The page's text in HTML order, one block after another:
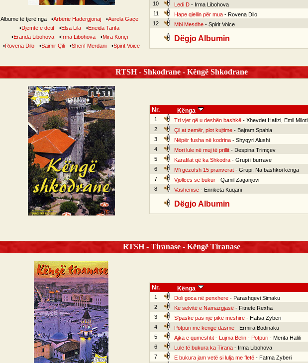
Albume të tjerë nga •Arbërie Hadergjonaj •Aurela Gaçe
•Djemtë e detit •Elsa Lila •Eneida Tarifa
•Eranda Libohova •Irma Libohova •Mira Konçi
•Rovena Dilo •Saimir Çili •Sherif Merdani •Spirit Voice
10
Ledi D- Irma Libohova
11
Hape qiellin për mua- Rovena Dilo
12
Mbi Mesdhe- Spirit Voice
Dëgjo Albumin
RTSH - Shkodrane - Këngë Shkodrane
Nr. Kënga
1 Tri vjet që u deshën bashkë- Xhevdet Hafizi, Emil Miloti
2
Çil at zemër, plot kujtime- Bajram Spahia
3
Nëpër fusha në kodrina- Shyqyri Alushi
4
Mori lule në muj të prillit- Despina Trimçev
5
Karafilat që ka Shkodra- Grupi i burrave
6
M'i gëzofsh 15 pranverat- Grupi: Na bashkoi kënga
7
Vjollcës së bukur- Qamil Zaganjovi
8
Vashënisë- Enriketa Kuqani
Dëgjo Albumin
RTSH - Tiranase - Këngë Tiranase
Nr. Kënga
1 Doli goca në penxhere- Parashqevi Simaku
2
Ke selvitë e Namazgjasë- Fitnete Rexha
3
S'paske pas një pikë mëshirë- Hafsa Zyberi
4
Potpuri me këngë dasme- Ermira Bodinaku
5
Ajka e qumështit - Lujma Belin - Potpuri- Merita Halili
6
Lule të bukura ka Tirana- Irma Libohova
7
E bukura jam vetë si lulja me fletë- Fatma Zyberi